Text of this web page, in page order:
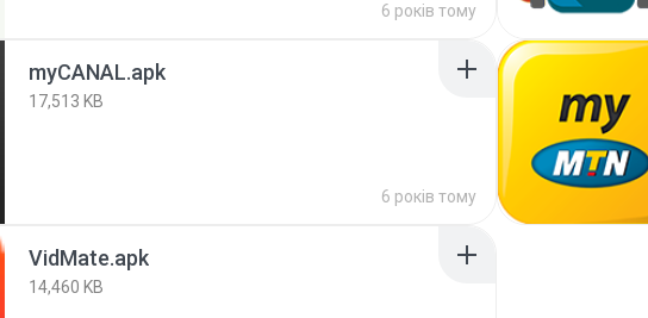
6 років тому
myCANAL.apk
17,513 KB
6 років тому
VidMate.apk
14,460 KB